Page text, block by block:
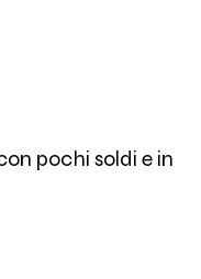
pochi soldi e in